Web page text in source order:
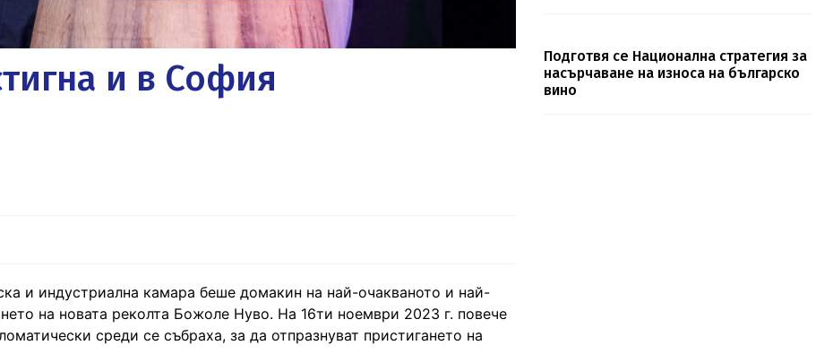
и в София
и индустриална камара беше домакин на най-очакваното и най-
на новата реколта Божоле Нуво. На 16ти ноември 2023 г. повече
среди се събраха, за да отпразнуват пристигането на
Подготвя се Национална стратегия за
насърчаване на износа на българско
вино